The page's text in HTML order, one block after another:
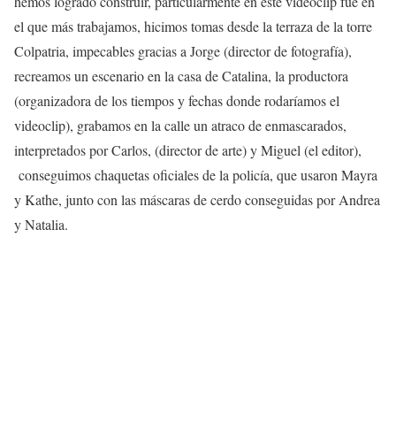
el que más trabajamos, hicimos tomas desde la terraza de la torre
Colpatria, impecables gracias a Jorge (director de fotografía),
recreamos un escenario en la casa de Catalina, la productora
(organizadora de los tiempos y fechas donde rodaríamos el
videoclip), grabamos en la calle un atraco de enmascarados,
interpretados por Carlos, (director de arte) y Miguel (el editor),
conseguimos chaquetas oficiales de la policía, que usaron Mayra
y Kathe, junto con las máscaras de cerdo conseguidas por Andrea
y Natalia.